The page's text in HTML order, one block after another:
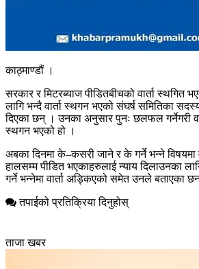
काठ्माण्डौं ।
सरकार र मिटरब्याज पीडितबीचको वार्ता स्थगित
लागि भन्दै वार्ता स्थगन भएको संघर्ष समितिका
दिएका छन् । उनका अनुसार पुनः छलफल गर्नेगरी
स्थगन भएको हो ।
अबका दिनमा के–कसरी जाने र के गर्ने भन्ने विषयमा
हालसम्म पीडित भएकाहरुलाई न्याय दिलाउनका
गर्ने भन्नेमा वार्ता अड्किएको समेत उनले बताएका
तपाईको प्रतिक्रिया दिनुहोस्
ताजा खबर